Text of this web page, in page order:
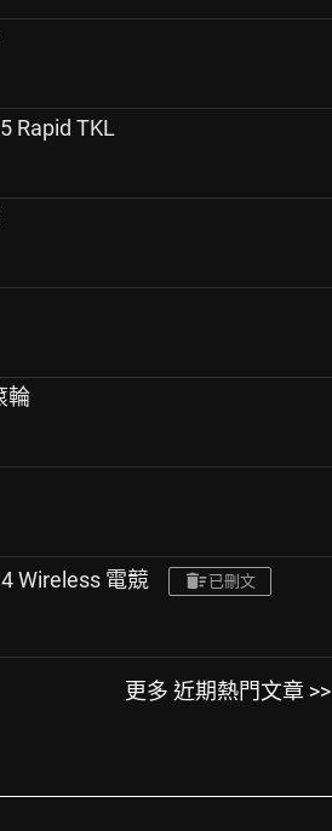
Rapid TKL
輪
Wireless 電競 已刪文
更多 近期熱門文章 >>